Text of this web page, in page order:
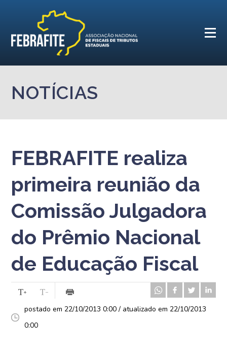
NOTÍCIAS
FEBRAFITE realiza
primeira reunião da
Comissão Julgadora
do Prêmio Nacional
de Educação Fiscal
postado em 22/10/2013 0:00 / atualizado em 22/10/2013
0:00